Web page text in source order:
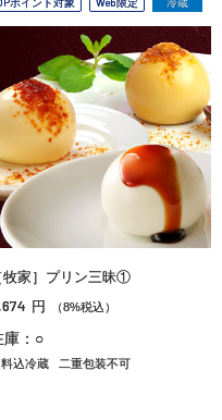
牧家］プリン三昧①
円 （8%税込）
庫：○
込冷蔵 二重包装不可